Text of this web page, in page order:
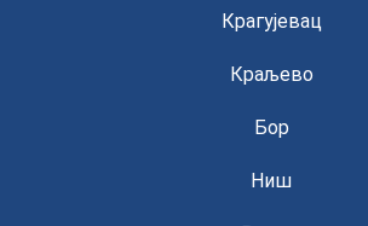
Крагујевац
Краљево
Бор
Ниш